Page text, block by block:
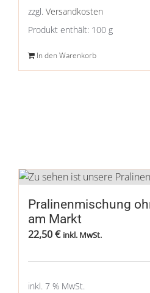
zzgl. Versandkosten
Produkt enthält: 100 g
In den Warenkorb
Pralinenmischung
am Markt
22,50€ inkl. MwSt.
inkl. 7 % MwSt.